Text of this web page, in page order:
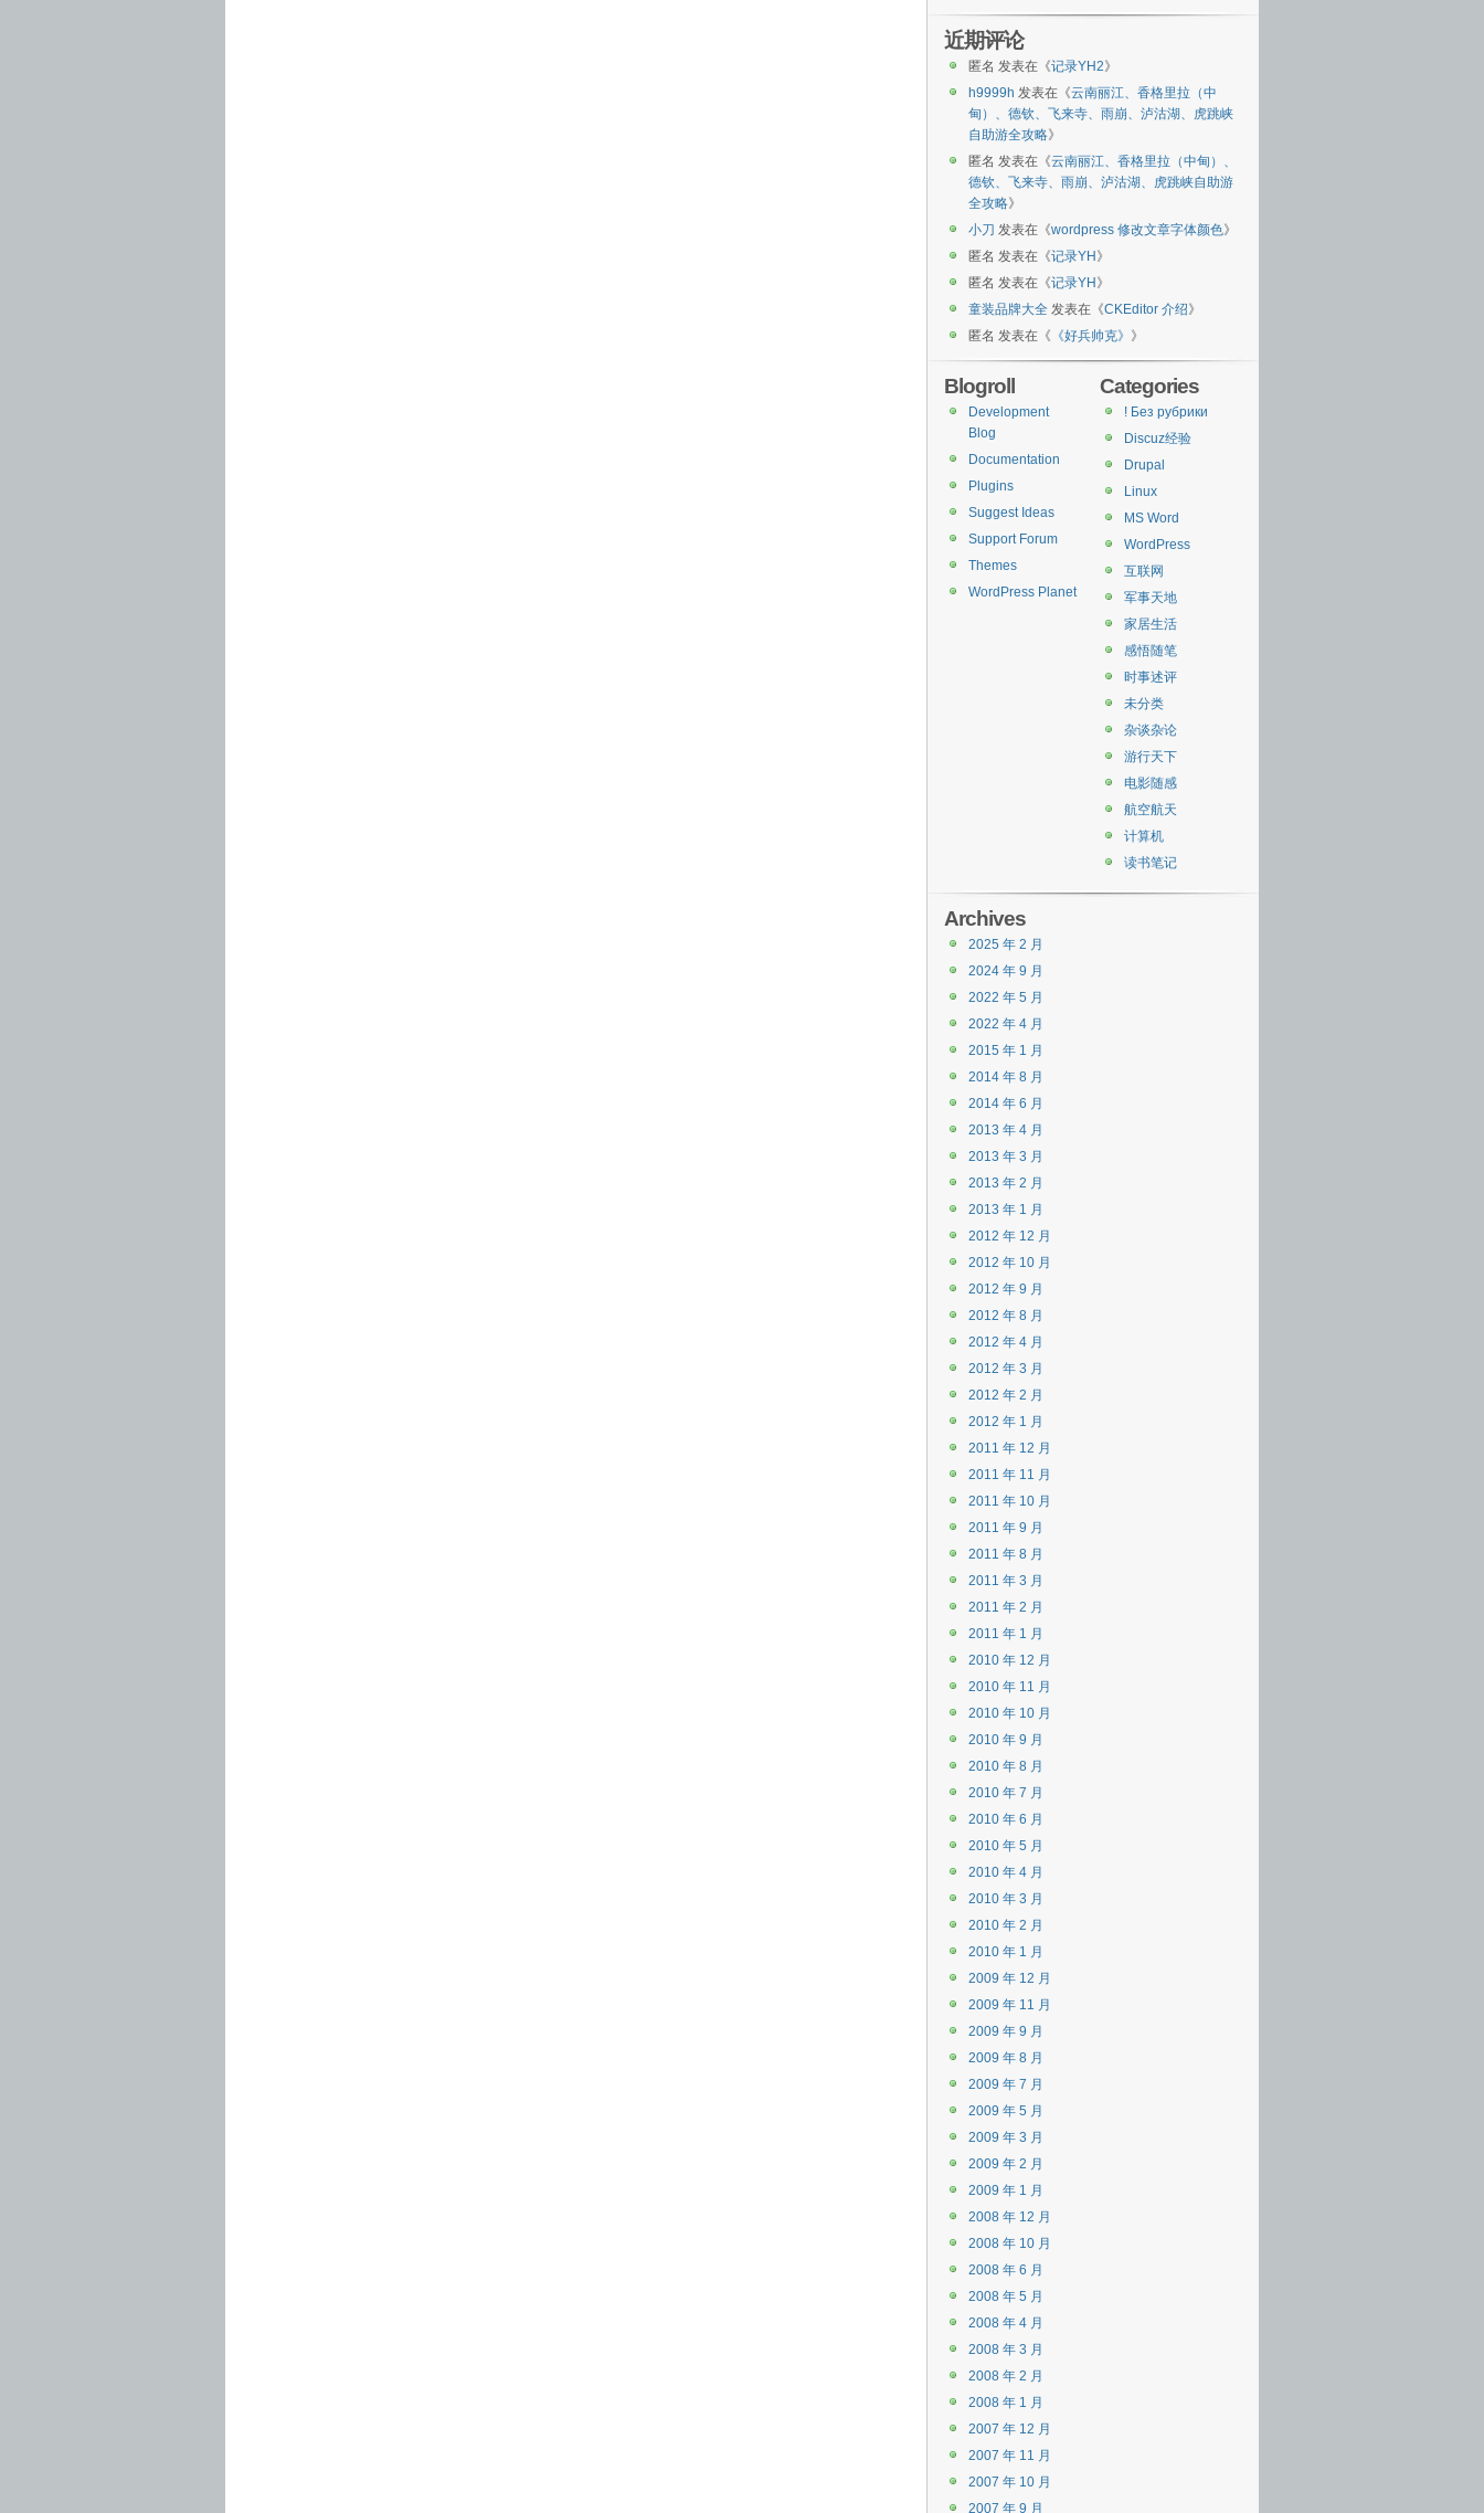
近期评论
匿名 发表在《记录YH2》
h9999h 发表在《云南丽江、香格里拉（中
甸）、德钦、飞来寺、雨崩、泸沽湖、虎跳峡
自助游全攻略》
匿名 发表在《云南丽江、香格里拉（中甸）、
德钦、飞来寺、雨崩、泸沽湖、虎跳峡自助游
全攻略》
小刀 发表在《wordpress 修改文章字体颜色》
匿名 发表在《记录YH 》
匿名 发表在《记录YH 》
童装品牌大全 发表在《CKEditor 介绍》
匿名 发表在《 《好兵帅克》 》
Categories
! Без рубрики
Discuz经验
Drupal
Linux
MS Word
WordPress
互联网
军事天地
家居生活
感悟随笔
时事述评
未分类
杂谈杂论
游行天下
电影随感
航空航天
计算机
读书笔记
Blogroll
Development
Blog
Documentation
Plugins
Suggest Ideas
Support Forum
Themes
WordPress Planet
Archives
2025 年 2 月
2024 年 9 月
2022 年 5 月
2022 年 4 月
2015 年 1 月
2014 年 8 月
2014 年 6 月
2013 年 4 月
2013 年 3 月
2013 年 2 月
2013 年 1 月
2012 年 12 月
2012 年 10 月
2012 年 9 月
2012 年 8 月
2012 年 4 月
2012 年 3 月
2012 年 2 月
2012 年 1 月
2011 年 12 月
2011 年 11 月
2011 年 10 月
2011 年 9 月
2011 年 8 月
2011 年 3 月
2011 年 2 月
2011 年 1 月
2010 年 12 月
2010 年 11 月
2010 年 10 月
2010 年 9 月
2010 年 8 月
2010 年 7 月
2010 年 6 月
2010 年 5 月
2010 年 4 月
2010 年 3 月
2010 年 2 月
2010 年 1 月
2009 年 12 月
2009 年 11 月
2009 年 9 月
2009 年 8 月
2009 年 7 月
2009 年 5 月
2009 年 3 月
2009 年 2 月
2009 年 1 月
2008 年 12 月
2008 年 10 月
2008 年 6 月
2008 年 5 月
2008 年 4 月
2008 年 3 月
2008 年 2 月
2008 年 1 月
2007 年 12 月
2007 年 11 月
2007 年 10 月
2007 年 9 月